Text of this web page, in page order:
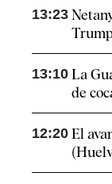
13:23
13:10 La
de
12:20 El